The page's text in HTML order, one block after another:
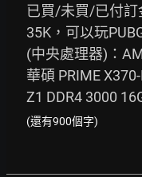
已買/未買/已付訂
35K，可以玩
(中央處理器)：
華碩 PRIME
Z1 DDR4 3000
(還有900個字)